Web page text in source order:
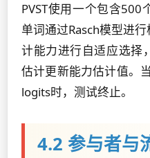
PVST使用一个包含
单词通过Rasch模型进
计能力进行自适应选择
估计更新能力估计值。
logits时，测试终止。
4.2 参与者与